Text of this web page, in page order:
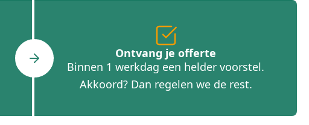
Ontvang je offerte
Binnen 1 werkdag een helder voorstel.
Akkoord? Dan regelen we de rest.